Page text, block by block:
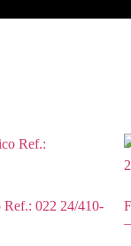
Ref.: 022 24/410-